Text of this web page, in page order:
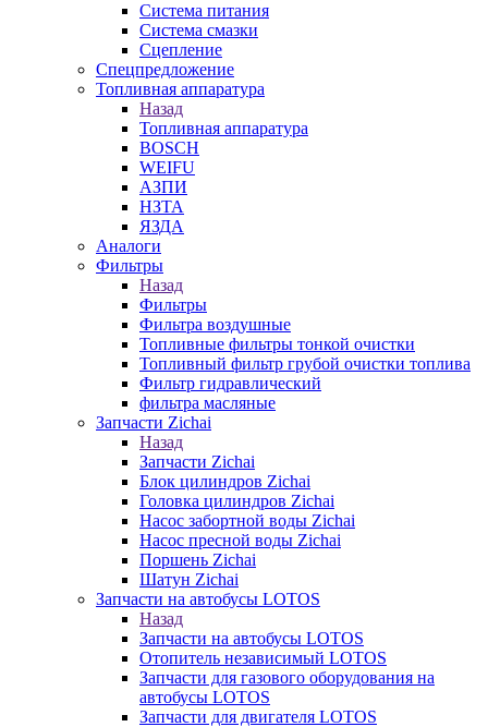
Система питания
Система смазки
Сцепление
Спецпредложение
Топливная аппаратура
Назад
Топливная аппаратура
BOSCH
WEIFU
АЗПИ
НЗТА
ЯЗДА
Аналоги
Фильтры
Назад
Фильтры
Фильтра воздушные
Топливные фильтры тонкой очистки
Топливный фильтр грубой очистки топлива
Фильтр гидравлический
фильтра масляные
Запчасти Zichai
Назад
Запчасти Zichai
Блок цилиндров Zichai
Головка цилиндров Zichai
Насос забортной воды Zichai
Насос пресной воды Zichai
Поршень Zichai
Шатун Zichai
Запчасти на автобусы LOTOS
Назад
Запчасти на автобусы LOTOS
Отопитель независимый LOTOS
Запчасти для газового оборудования на
автобусы LOTOS
Запчасти для двигателя LOTOS